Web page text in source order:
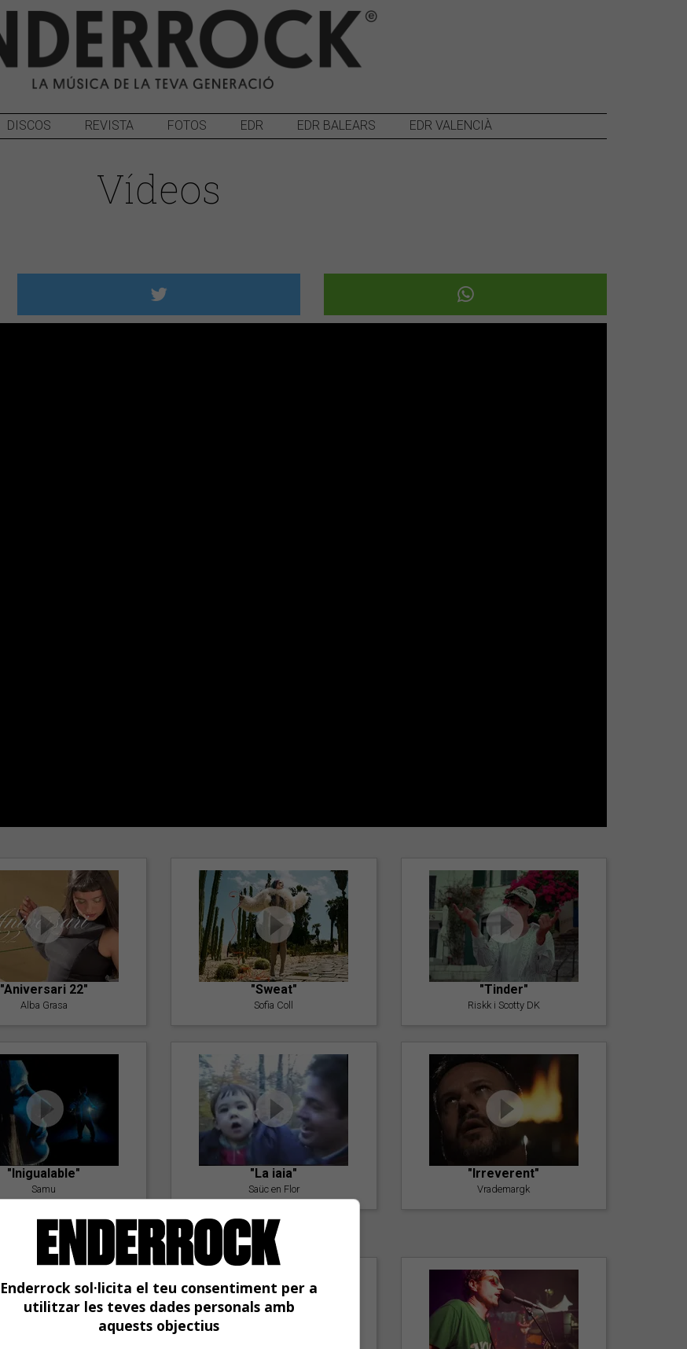
DISCOS REVISTA FOTOS EDR EDR BALEARS EDR VALENCIÀ
Vídeos
"Aniversari 22"
Alba Grasa
"Sweat"
Sofia Coll
"Tinder"
Riskk i Scotty DK
"Inigualable"
Samu
"La iaia"
Saüc en Flor
"Irreverent"
Vrademargk
Enderrock sol·licita el teu consentiment per a
utilitzar les teves dades personals amb
aquests objectius